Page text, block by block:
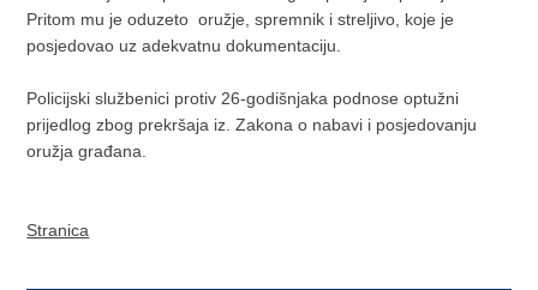
Pritom mu je oduzeto oružje, spremnik i streljivo, koje je
posjedovao uz adekvatnu dokumentaciju.
Policijski službenici protiv 26-godišnjaka podnose optužni
prijedlog zbog prekršaja iz. Zakona o nabavi i posjedovanju
oružja građana.
Stranica